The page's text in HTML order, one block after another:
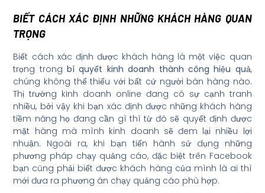
BIẾT CÁCH XÁC ĐỊNH NHỮNG KHÁCH HÀNG QUAN
TRỌNG
Biết cách xác định được khách hàng là một việc quan
trọng trongbí quyết kinh doanh thành công hiệu quả,
chúng không thể thiếu với bất cứ người bán hàng nào.
Thị trường kinh doanh online đang có sự cạnh tranh
nhiều, bởi vậy khi bạn xác định được những khách hàng
tiềm năng họ đang cần gì thì từ đó sẽ quyết định được
mặt hàng mà mình kinh doanh sẽ đem lại nhiều lợi
nhuận. Ngoài ra, khi bạn tiến hành sử dụng những
phương pháp chạy quảng cáo, đặc biệt trên Facebook
bạn cũng phải biết được khách hàng của mình là ai thì
mới đưa ra phương án chạy quảng cáo phù hợp.